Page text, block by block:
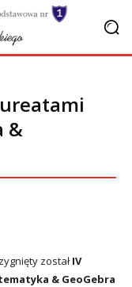
&
zostałIV
& GeoGebra